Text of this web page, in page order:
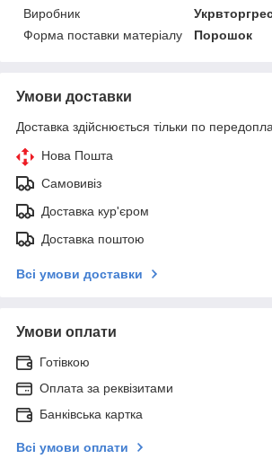
Виробник
Форма поставки матеріалу
Порошок
Умови доставки
Доставка здійснюється тільки по
Нова Пошта
Самовивіз
Доставка кур'єром
Доставка поштою
Всі умови доставки
Умови оплати
Готівкою
Оплата за реквізитами
Банківська картка
Всі умови оплати